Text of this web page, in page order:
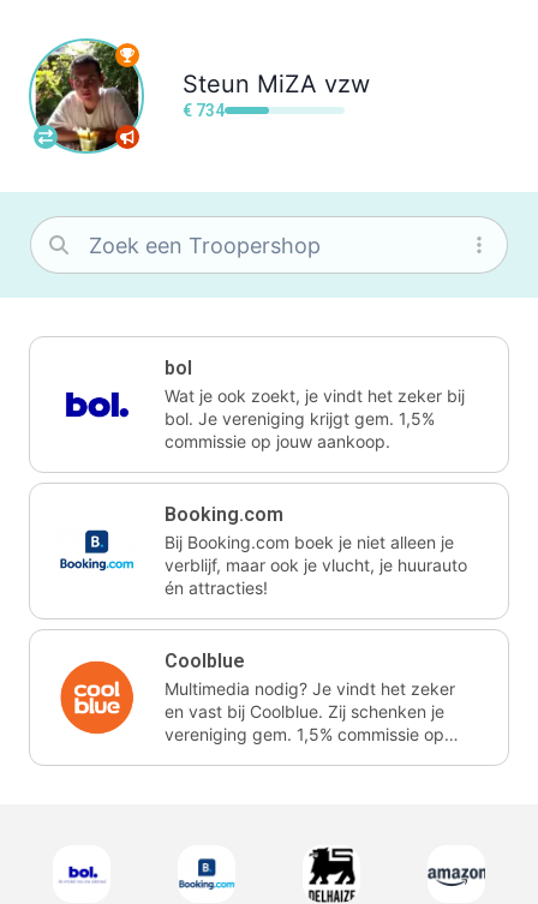
Steun MiZA vzw
€ 734
bol
Wat je ook zoekt, je vindt het zeker bij
bol. Je vereniging krijgt gem. 1,5%
commissie op jouw aankoop.
Booking.com
Bij Booking.com boek je niet alleen je
verblijf, maar ook je vlucht, je huurauto
én attracties!
Coolblue
Multimedia nodig? Je vindt het zeker
en vast bij Coolblue. Zij schenken je
vereniging gem. 1,5% commissie op